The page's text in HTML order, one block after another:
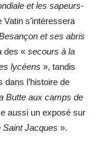
et les sapeurs-
Vatin s’intéressera
et ses abris
des « secours à la
lycéens », tandis
dans l’histoire de
Butte aux camps de
aussi un exposé sur
Jacques ».